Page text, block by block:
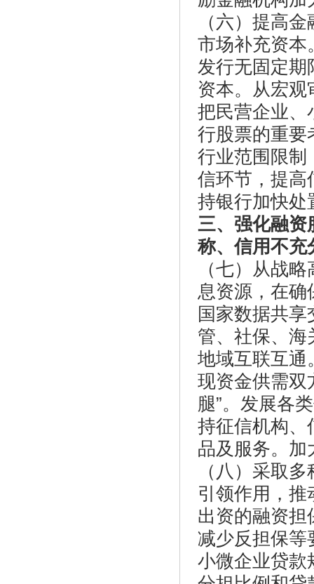
（六）提高
市场补充资本
发行无固定期
资本。从宏观
把民营企业、
行股票的重要
行业范围限制
信环节，提高
持银行加快处
三、强化融资
称、信用不充
（七）从战
息资源，在确
国家数据共
管、社保、海
地域互联互通
现资金供需双
腿”。发展各
持征信机构、
品及服务。加
（八）采取
引领作用，
出资的融资担
减少反担保等
小微企业贷款